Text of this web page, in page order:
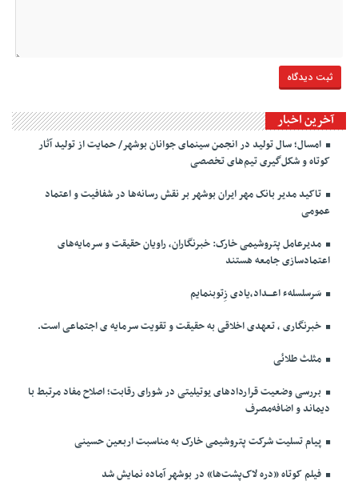
آخرین اخبار
امسال؛ سال تولید در انجمن سینمای جوانان بوشهر/ حمایت از تولید آثار
کوتاه و شکل‌گیری تیم‌های تخصصی
تاکید مدیر بانک مهر ایران بوشهر بر نقش رسانه‌ها در شفافیت و اعتماد
عمومی
مدیرعامل پتروشیمی خارک: خبرنگاران، راویان حقیقت و سرمایه‌های
اعتمادسازی جامعه هستند
سَرسلسلهء اعـــداد،یادی زِتوبنمایم
خبرنگاری ، تعهدی اخلاقی به حقیقت و تقویت سرمایه ی اجتماعی است.
مثلث طلائی
بررسی وضعیت قراردادهای یوتیلیتی در شورای رقابت؛ اصلاح مفاد مرتبط با
دیماند و اضافه‌مصرف
پیام تسلیت شرکت پتروشیمی خارک به مناسبت اربعین حسینی
فیلم کوتاه «دره لاک‌پشت‌ها» در بوشهر آماده نمایش شد